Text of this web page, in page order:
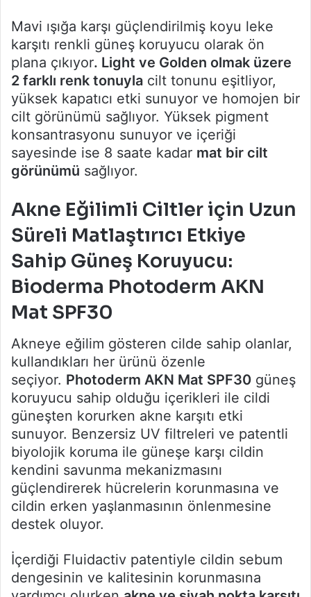
Mavi ışığa karşı güçlendirilmiş koyu leke
karşıtı renkli güneş koruyucu olarak ön
plana çıkıyor. Light ve Golden olmak üzere
2 farklı renk tonuyla cilt tonunu eşitliyor,
yüksek kapatıcı etki sunuyor ve homojen bir
cilt görünümü sağlıyor. Yüksek pigment
konsantrasyonu sunuyor ve içeriği
sayesinde ise 8 saate kadar mat bir cilt
görünümü sağlıyor.
Akne Eğilimli Ciltler için Uzun
Süreli Matlaştırıcı Etkiye
Sahip Güneş Koruyucu:
Bioderma Photoderm AKN
Mat SPF30
Akneye eğilim gösteren cilde sahip olanlar,
kullandıkları her ürünü özenle
seçiyor. Photoderm AKN Mat SPF30 güneş
koruyucu sahip olduğu içerikleri ile cildi
güneşten korurken akne karşıtı etki
sunuyor. Benzersiz UV filtreleri ve patentli
biyolojik koruma ile güneşe karşı cildin
kendini savunma mekanizmasını
güçlendirerek hücrelerin korunmasına ve
cildin erken yaşlanmasının önlenmesine
destek oluyor.
İçerdiği Fluidactiv patentiyle cildin sebum
dengesinin ve kalitesinin korunmasına